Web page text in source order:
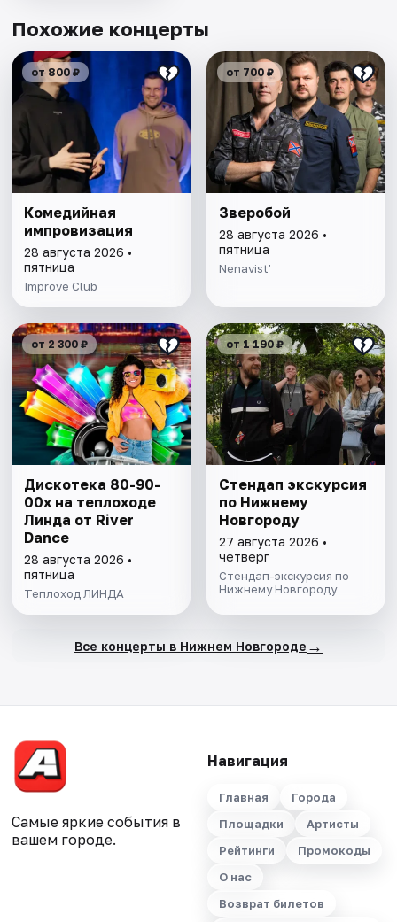
Похожие концерты
от 800 ₽
Комедийная
импровизация
28 августа 2026 •
пятница
Improve Club
от 700 ₽
Зверобой
28 августа 2026 •
пятница
Nenavist’
от 2 300 ₽
Дискотека 80-90-
00х на теплоходе
Линда от River
Dance
28 августа 2026 •
пятница
Теплоход ЛИНДА
от 1 190 ₽
Стендап экскурсия
по Нижнему
Новгороду
27 августа 2026 •
четверг
Стендап-экскурсия по
Нижнему Новгороду
Все концерты в Нижнем Новгороде →
Самые яркие события в
вашем городе.
Навигация
Главная
Города
Площадки
Артисты
Рейтинги
Промокоды
О нас
Возврат билетов